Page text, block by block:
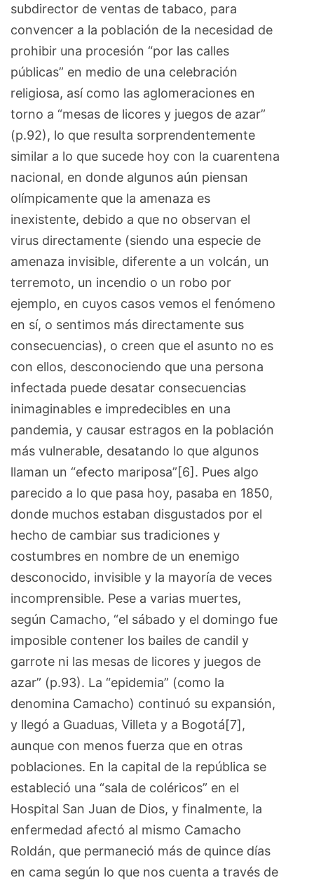
subdirector de ventas de tabaco, para
convencer a la población de la necesidad de
prohibir una procesión “por las calles
públicas” en medio de una celebración
religiosa, así como las aglomeraciones en
torno a “mesas de licores y juegos de azar”
(p.92), lo que resulta sorprendentemente
similar a lo que sucede hoy con la cuarentena
nacional, en donde algunos aún piensan
olímpicamente que la amenaza es
inexistente, debido a que no observan el
virus directamente (siendo una especie de
amenaza invisible, diferente a un volcán, un
terremoto, un incendio o un robo por
ejemplo, en cuyos casos vemos el fenómeno
en sí, o sentimos más directamente sus
consecuencias), o creen que el asunto no es
con ellos, desconociendo que una persona
infectada puede desatar consecuencias
inimaginables e impredecibles en una
pandemia, y causar estragos en la población
más vulnerable, desatando lo que algunos
llaman un “efecto mariposa”[6]. Pues algo
parecido a lo que pasa hoy, pasaba en 1850,
donde muchos estaban disgustados por el
hecho de cambiar sus tradiciones y
costumbres en nombre de un enemigo
desconocido, invisible y la mayoría de veces
incomprensible. Pese a varias muertes,
según Camacho, “el sábado y el domingo fue
imposible contener los bailes de candil y
garrote ni las mesas de licores y juegos de
azar” (p.93). La “epidemia” (como la
denomina Camacho) continuó su expansión,
y llegó a Guaduas, Villeta y a Bogotá[7],
aunque con menos fuerza que en otras
poblaciones. En la capital de la república se
estableció una “sala de coléricos” en el
Hospital San Juan de Dios, y finalmente, la
enfermedad afectó al mismo Camacho
Roldán, que permaneció más de quince días
en cama según lo que nos cuenta a través de